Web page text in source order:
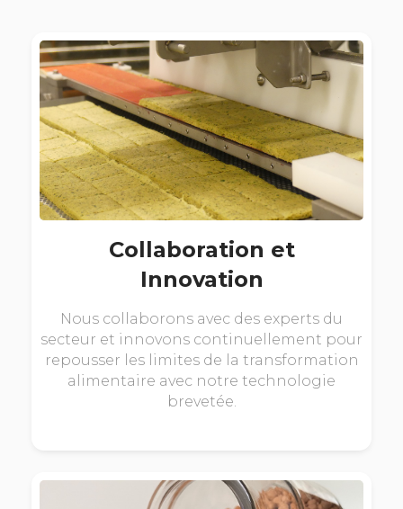
Collaboration et
Innovation
Nous collaborons avec des experts du
secteur et innovons continuellement pour
repousser les limites de la transformation
alimentaire avec notre technologie
brevetée.